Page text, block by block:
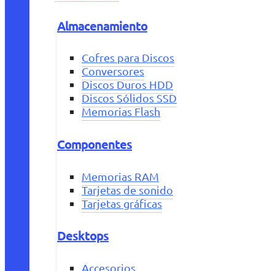
Almacenamiento
Cofres para Discos
Conversores
Discos Duros HDD
Discos Sólidos SSD
Memorias Flash
Componentes
Memorias RAM
Tarjetas de sonido
Tarjetas gráficas
Desktops
Accesorios